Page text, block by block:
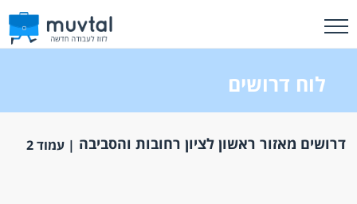
לוח דרושים
דרושים מאזור ראשון לציון רחובות והסביבה | עמוד 2